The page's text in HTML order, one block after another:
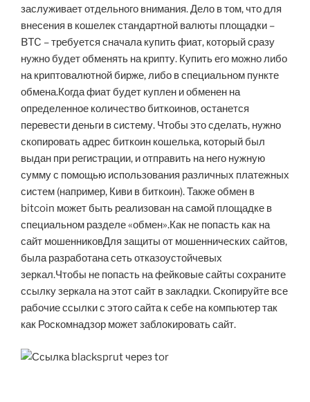
заслуживает отдельного внимания. Дело в том, что для
внесения в кошелек стандартной валюты площадки –
BTC – требуется сначала купить фиат, который сразу
нужно будет обменять на крипту. Купить его можно либо
на криптовалютной бирже, либо в специальном пункте
обмена.Когда фиат будет куплен и обменен на
определенное количество биткоинов, останется
перевести деньги в систему. Чтобы это сделать, нужно
скопировать адрес биткоин кошелька, который был
выдан при регистрации, и отправить на него нужную
сумму с помощью использования различных платежных
систем (например, Киви в биткоин). Также обмен в
bitcoin может быть реализован на самой площадке в
специальном разделе «обмен».Как не попасть как на
сайт мошенниковДля защиты от мошеннических сайтов,
была разработана сеть отказоустойчевых
зеркал.Чтобы не попасть на фейковые сайты сохраните
ссылку зеркала на этот сайт в закладки. Скопируйте все
рабочие ссылки с этого сайта к себе на компьютер так
как Роскомнадзор может заблокировать сайт.